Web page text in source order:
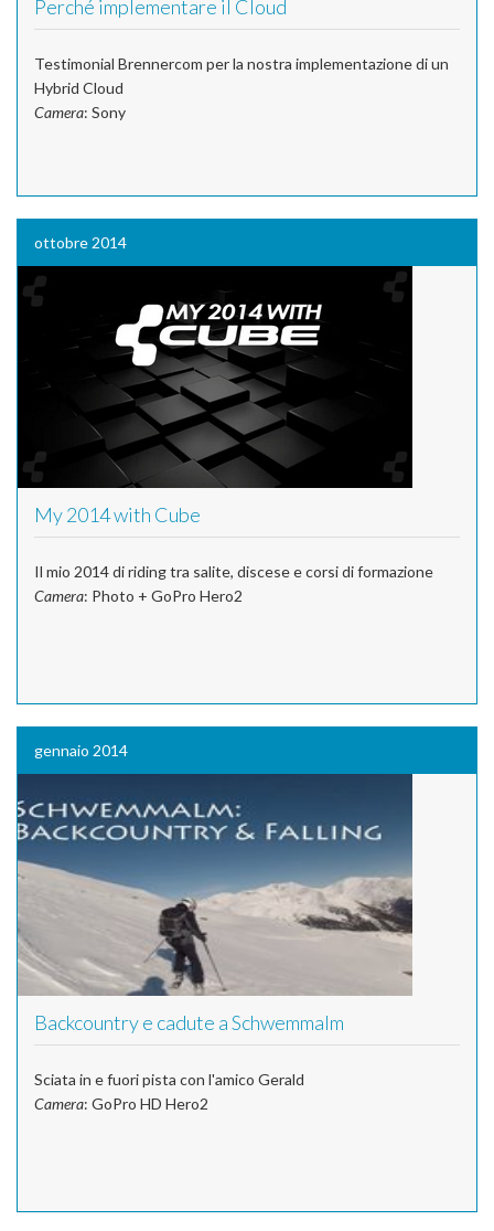
Perché implementare il Cloud
Testimonial Brennercom per la nostra implementazione di un
Hybrid Cloud
Camera: Sony
ottobre 2014
My 2014 with Cube
Il mio 2014 di riding tra salite, discese e corsi di formazione
Camera: Photo + GoPro Hero2
gennaio 2014
Backcountry e cadute a Schwemmalm
Sciata in e fuori pista con l'amico Gerald
Camera: GoPro HD Hero2